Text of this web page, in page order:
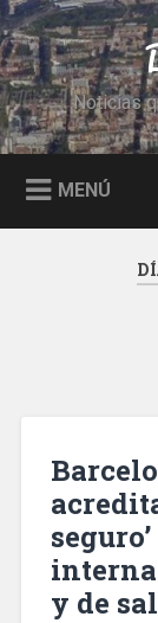
Saltar
al
contenido
Buscar
Noticias
MENÚ
y de